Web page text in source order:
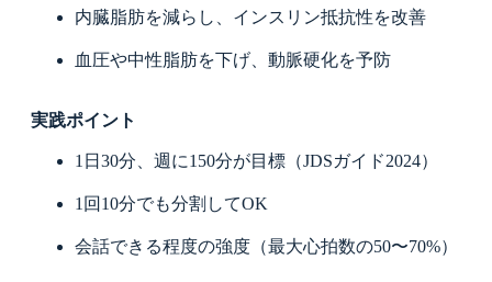
内臓脂肪を減らし、インスリン抵抗性を改善
血圧や中性脂肪を下げ、動脈硬化を予防
実践ポイント
1日30分、週に150分が目標（JDSガイド2024）
1回10分でも分割してOK
会話できる程度の強度（最大心拍数の50〜70%）